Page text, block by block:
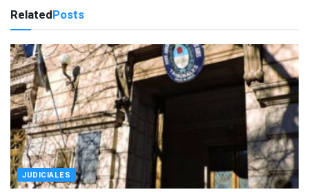
RelatedPosts
JUDICIALES